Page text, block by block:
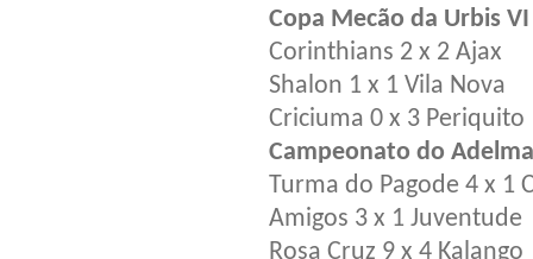
Copa Mecão da Urbis VI
Corinthians 2 x 2 Ajax
Shalon 1 x 1 Vila Nova
Criciuma 0 x 3 Periquito
Campeonato do
Turma do Pagode 4 x 1
Amigos 3 x 1 Juventude
Rosa Cruz 9 x 4 Kalango